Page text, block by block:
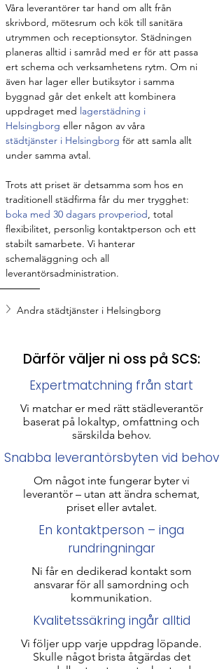
Våra leverantörer tar hand om allt från
skrivbord, mötesrum och kök till sanitära
utrymmen och receptionsytor. Städningen
planeras alltid i samråd med er för att passa
ert schema och verksamhetens rytm. Om ni
även har lager eller butiksytor i samma
byggnad går det enkelt att kombinera
uppdraget med lagerstädning i
Helsingborg eller någon av våra
städtjänster i Helsingborg för att samla allt
under samma avtal.
Trots att priset är detsamma som hos en
traditionell städfirma får du mer trygghet:
boka med 30 dagars provperiod, total
flexibilitet, personlig kontaktperson och ett
stabilt samarbete. Vi hanterar
schemaläggning och all
leverantörsadministration.
Andra städtjänster i Helsingborg
Därför väljer ni oss på SCS:
Expertmatchning från start
Vi matchar er med rätt städleverantör
baserat på lokaltyp, omfattning och
särskilda behov.
Snabba leverantörsbyten vid behov
Om något inte fungerar byter vi
leverantör – utan att ändra schemat,
priset eller avtalet.
En kontaktperson – inga
rundringningar
Ni får en dedikerad kontakt som
ansvarar för all samordning och
kommunikation.
Kvalitetssäkring ingår alltid
Vi följer upp varje uppdrag löpande.
Skulle något brista åtgärdas det